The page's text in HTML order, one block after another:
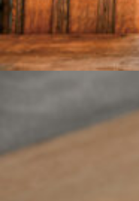
MAIN MENU
カレーが好き